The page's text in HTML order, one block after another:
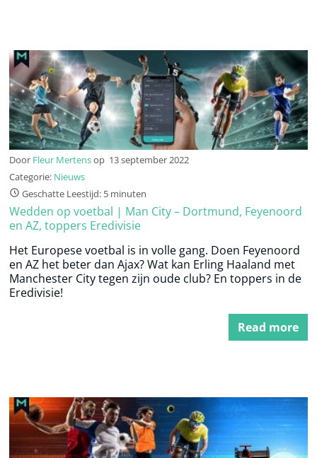
Door Fleur Mertensop 13 september 2022
Categorie: Nieuws
Geschatte Leestijd: 5 minuten
Wedden op voetbal | Man City – Dortmund, Feyenoord
en AZ, toppers Eredivisie
Het Europese voetbal is in volle gang. Doen Feyenoord
en AZ het beter dan Ajax? Wat kan Erling Haaland met
Manchester City tegen zijn oude club? En toppers in de
Eredivisie!
Read more